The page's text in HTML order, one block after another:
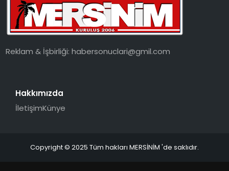
Reklam & İşbirliği:habersonuclari@gmil.com
Hakkımızda
İletişimKünye
Copyright © 2025 Tüm hakları MERSİNİM 'de saklıdır.